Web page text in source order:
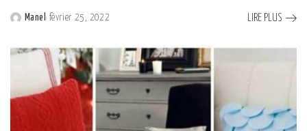
Manel février 25, 2022 LIRE PLUS